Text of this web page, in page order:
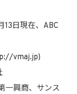
日現在、ABC
vmaj.jp)
一興商、サンス